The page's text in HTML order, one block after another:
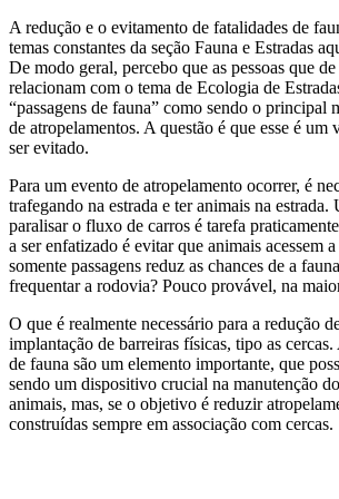
A redução e o evitamento de fatalidades de
temas constantes da seção Fauna e Estradas
De modo geral, percebo que as pessoas que
relacionam com o tema de Ecologia de
“passagens de fauna” como sendo o principal
de atropelamentos. A questão é que esse é um
ser evitado.
Para um evento de atropelamento ocorrer, é
trafegando na estrada e ter animais na estrada.
paralisar o fluxo de carros é tarefa
a ser enfatizado é evitar que animais acessem
somente passagens reduz as chances de a
frequentar a rodovia? Pouco provável, na
O que é realmente necessário para a redução
implantação de barreiras físicas, tipo as cercas.
de fauna são um elemento importante, que
sendo um dispositivo crucial na manutenção
animais, mas, se o objetivo é reduzir
construídas sempre em associação com cercas.